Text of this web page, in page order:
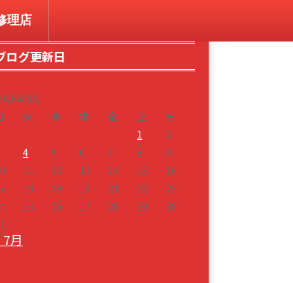
理店
ログ更新日
年8月
火 水 木 金 土
日
1
2
4 5 6 7 8
9
11 12 13 14 15
16
18 19 20 21 22
23
25 26 27 28 29
30
7月